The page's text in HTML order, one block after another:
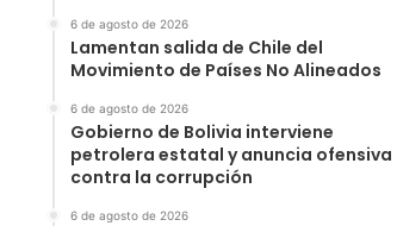
6 de agosto de 2026
Lamentan salida de Chile del
Movimiento de Países No Alineados
6 de agosto de 2026
Gobierno de Bolivia interviene
petrolera estatal y anuncia ofensiva
contra la corrupción
6 de agosto de 2026